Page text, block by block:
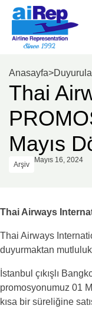
Anasayfa>
Thai
Mayıs
Arşiv
Mayıs 16, 2024
Thai Airways
Thai Airways
duyurmaktan
İstanbul çıkışlı
promosyonumuz 01
kısa bir süreliğine